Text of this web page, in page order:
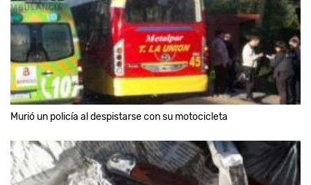
Murió un policía al despistarse con su motocicleta